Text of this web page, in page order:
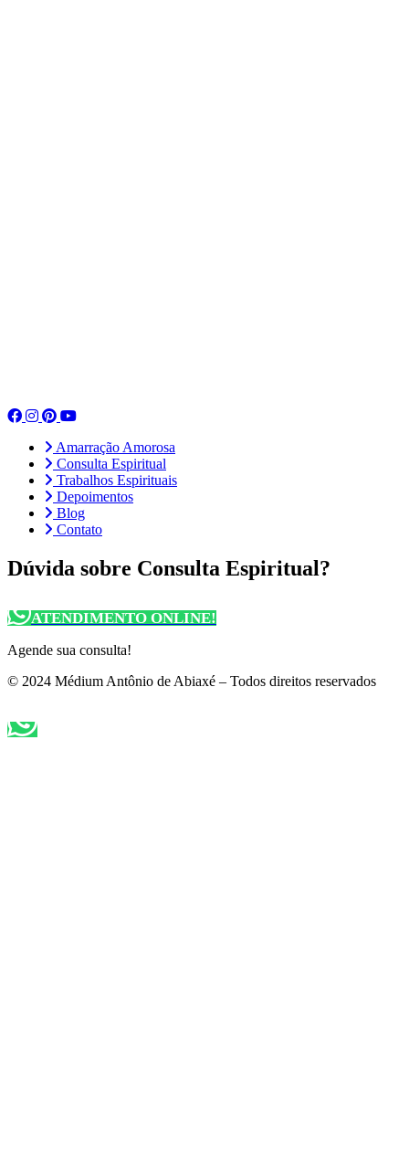
Amarração Amorosa
Consulta Espiritual
Trabalhos Espirituais
Depoimentos
Blog
Contato
Dúvida sobre Consulta Espiritual?
ATENDIMENTO ONLINE!
Agende sua consulta!
© 2024 Médium Antônio de Abiaxé – Todos direitos reservados